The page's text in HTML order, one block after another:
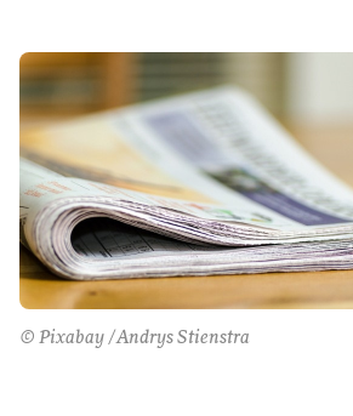
© Pixabay /Andrys Stienstra